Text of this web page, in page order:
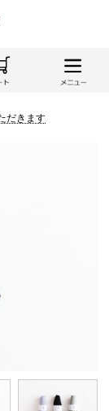
だきます